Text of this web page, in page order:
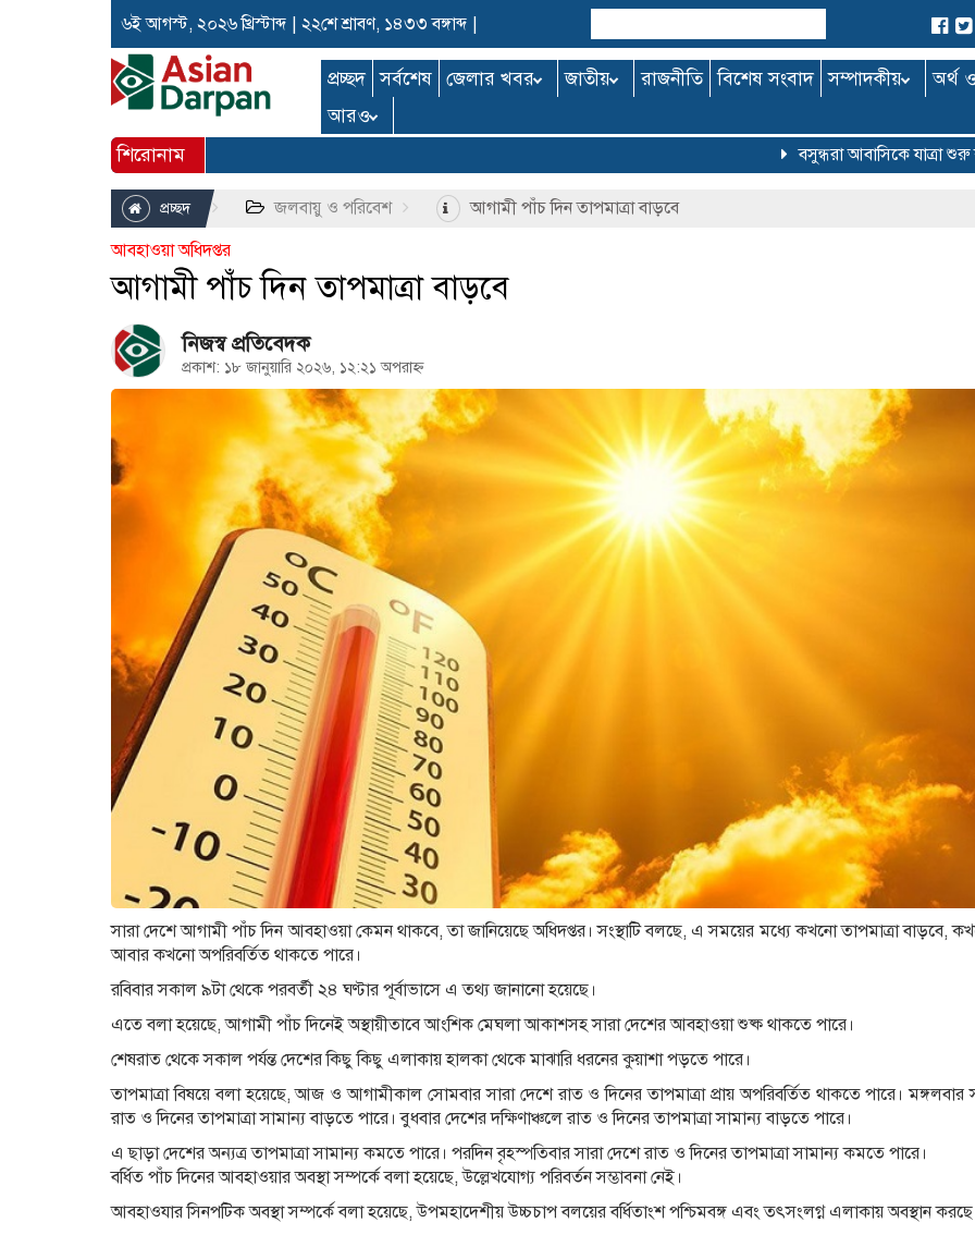
৬ই আগস্ট, ২০২৬ খ্রিস্টাব্দ ২২শে শ্রাবণ, ১৪৩৩ বঙ্গাব্দ
প্রচ্ছদ সর্বশেষ জেলার খবর জাতীয় রাজনীতি বিশেষ সংবাদ সম্পাদকীয়
অর্থ
আরও
শিরোনাম
বসুন্ধরা আবাসিকে যাত্রা শুরু
প্রচ্ছদ জলবায়ু ও পরিবেশ
আগামী পাঁচ দিন তাপমাত্রা বাড়বে
আবহাওয়া অধিদপ্তর
আগামী পাঁচ দিন তাপমাত্রা বাড়বে
নিজস্ব প্রতিবেদক
প্রকাশ: ১৮ জানুয়ারি ২০২৬, ১২:২১ অপরাহ্ন
সারা দেশে আগামী পাঁচ দিন আবহাওয়া কেমন থাকবে, তা জানিয়েছে অধিদপ্তর। সংস্থাটি বলছে, এ সময়ের মধ্যে কখনো তাপমাত্রা বাড়বে,
আবার কখনো অপরিবর্তিত থাকতে পারে।
রবিবার সকাল ৯টা থেকে পরবর্তী ২৪ ঘণ্টার পূর্বাভাসে এ তথ্য জানানো হয়েছে।
এতে বলা হয়েছে, আগামী পাঁচ দিনেই অস্থায়ীতাবে আংশিক মেঘলা আকাশসহ সারা দেশের আবহাওয়া শুষ্ক থাকতে পারে।
শেষরাত থেকে সকাল পর্যন্ত দেশের কিছু কিছু এলাকায় হালকা থেকে মাঝারি ধরনের কুয়াশা পড়তে পারে।
তাপমাত্রা বিষয়ে বলা হয়েছে, আজ ও আগামীকাল সোমবার সারা দেশে রাত ও দিনের তাপমাত্রা প্রায় অপরিবর্তিত থাকতে পারে। মঙ্গলবার
রাত ও দিনের তাপমাত্রা সামান্য বাড়তে পারে। বুধবার দেশের দক্ষিণাঞ্চলে রাত ও দিনের তাপমাত্রা সামান্য বাড়তে পারে।
এ ছাড়া দেশের অন্যত্র তাপমাত্রা সামান্য কমতে পারে। পরদিন বৃহস্পতিবার সারা দেশে রাত ও দিনের তাপমাত্রা সামান্য কমতে পারে।
বর্ধিত পাঁচ দিনের আবহাওয়ার অবস্থা সম্পর্কে বলা হয়েছে, উল্লেখযোগ্য পরিবর্তন সম্ভাব্না নেই।
আবহাওযার সিনপটিক অবস্থা সম্পর্কে বলা হয়েছে, উপমহাদেশীয় উচ্চচাপ বলয়ের বর্ধিতাংশ পশ্চিমবঙ্গ এবং তৎসংলগ্ন এলাকায় অবস্থান